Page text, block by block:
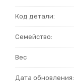
Код детали:
Семейство:
Вес
Дата обновления: